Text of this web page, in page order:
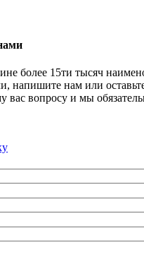
более 15ти тысяч
напишите нам или
вас вопросу и мы